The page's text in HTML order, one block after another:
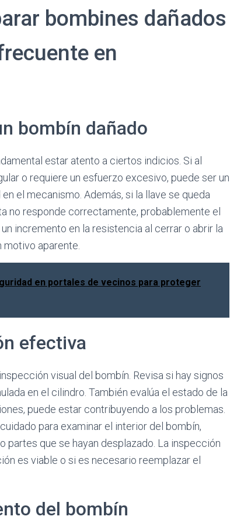
bombines dañados
en
bombín dañado
estar atento a ciertos indicios. Si al
o requiere un esfuerzo excesivo, puede ser un
el mecanismo. Además, si la llave se queda
no responde correctamente, probablemente el
incremento en la resistencia al cerrar o abrir la
motivo aparente.
en portales de vecinos para proteger
efectiva
visual del bombín. Revisa si hay signos
en el cilindro. También evalúa el estado de la
puede estar contribuyendo a los problemas.
para examinar el interior del bombín,
que se hayan desplazado. La inspección
es viable o si es necesario reemplazar el
del bombín